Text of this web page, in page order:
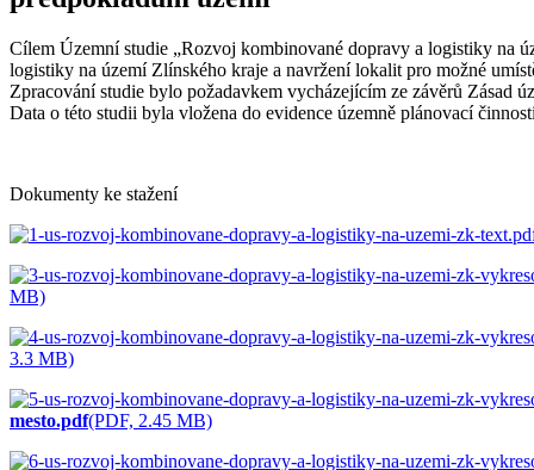
Cílem Územní studie „Rozvoj kombinované dopravy a logistiky na
logistiky na území Zlínského kraje a navržení lokalit pro možné
Zpracování studie bylo požadavkem vycházejícím ze závěrů Zásad
Data o této studii byla vložena do evidence územně plánovací
Dokumenty ke stažení
MB)
3.3 MB)
mesto.pdf(PDF, 2.45 MB)